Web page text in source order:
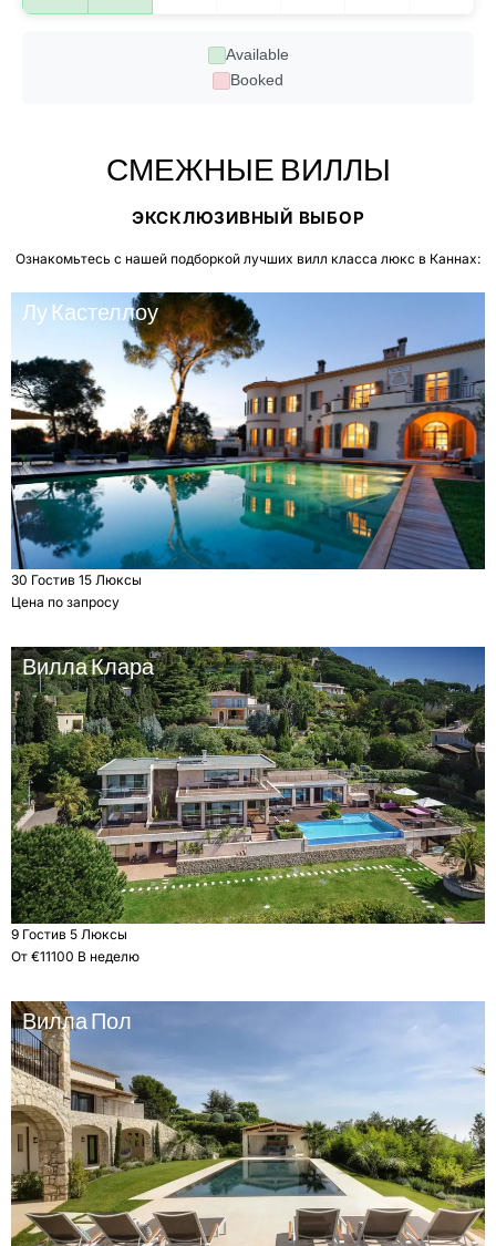
Available
Booked
СМЕЖНЫЕ ВИЛЛЫ
ЭКСКЛЮЗИВНЫЙ ВЫБОР
Ознакомьтесь с нашей подборкой лучших вилл класса люкс в Каннах:
Лу Кастеллоу
30 Гостив 15 Люксы
Цена по запросу
Вилла Клара
9 Гостив 5 Люксы
От €11100 В неделю
Вилла Пол